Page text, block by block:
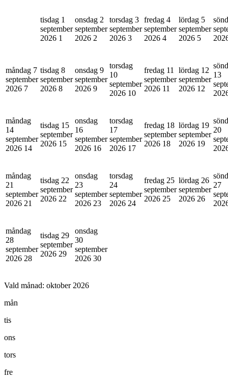
tisdag 1
september
2026 1
onsdag 2
september
2026 2
torsdag 3
september
2026 3
fredag 4
september
2026 4
lördag 5
september
2026 5
måndag 7
september
2026 7
tisdag 8
september
2026 8
onsdag 9
september
2026 9
torsdag
10
september
2026 10
fredag 11
september
2026 11
lördag 12
september
2026 12
13
måndag
14
september
2026 14
tisdag 15
september
2026 15
onsdag
16
september
2026 16
torsdag
17
september
2026 17
fredag 18
september
2026 18
lördag 19
september
2026 19
20
måndag
21
september
2026 21
tisdag 22
september
2026 22
onsdag
23
september
2026 23
torsdag
24
september
2026 24
fredag 25
september
2026 25
lördag 26
september
2026 26
27
måndag
28
september
2026 28
tisdag 29
september
2026 29
onsdag
30
september
2026 30
Vald månad: oktober 2026
mån
tis
ons
tors
fre